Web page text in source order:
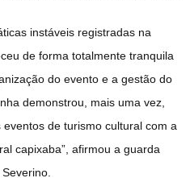
instáveis registradas na
de forma totalmente tranquila
do evento e a gestão do
demonstrou, mais uma vez,
de turismo cultural com a
capixaba”, afirmou a guarda